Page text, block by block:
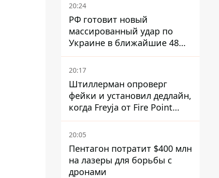
20:24
РФ готовит новый
массированный удар по
Украине в ближайшие 48
часов – разведка США
20:17
Штиллерман опроверг
фейки и установил дедлайн,
когда Freyja от Fire Point
полноценно заработает
против баллистики
20:05
Пентагон потратит $400 млн
на лазеры для борьбы с
дронами